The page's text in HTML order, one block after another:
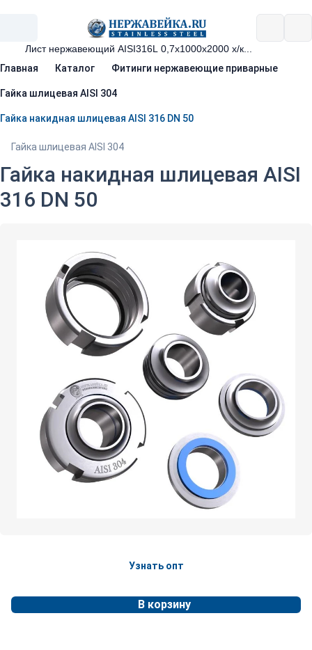
Главная Каталог Фитинги нержавеющие приварные
Гайка шлицевая AISI 304
Гайка накидная шлицевая AISI 316 DN 50
Гайка шлицевая AISI 304
Гайка накидная шлицевая AISI
316 DN 50
Узнать опт
В корзину